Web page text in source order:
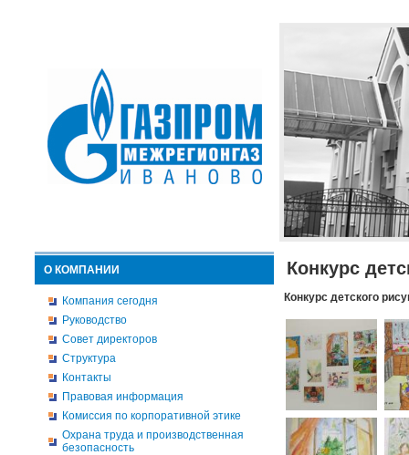
О КОМПАНИИ
Компания сегодня
Руководство
Совет директоров
Структура
Контакты
Правовая информация
Комиссия по корпоративной этике
Охрана труда и производственная
безопасность
Конкурс
Конкурс детского